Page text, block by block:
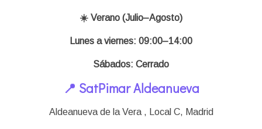
☀️ Verano (Julio–Agosto)
Lunes a viernes: 09:00–14:00
Sábados: Cerrado
📍 SatPimar Aldeanueva
Aldeanueva de la Vera , Local C, Madrid